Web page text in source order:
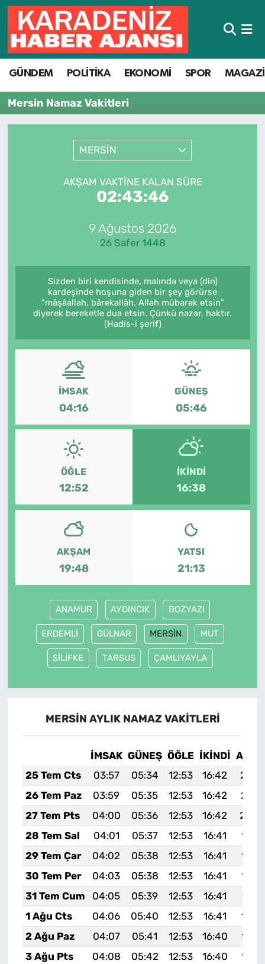
GÜNDEM POLİTİKA EKONOMİ SPOR
Mersin Namaz Vakitleri
MERSİN
AKŞAM VAKTINE KALAN SÜRE
02:43:46
9 Ağustos 2026
26 Safer 1448
Sizden biri kendisinde, malında veya (din)
kardeşinde hoşuna giden bir şey görürse
"mâşâallah, bârekallâh, Allah mübarek etsin"
diyerek bereketle dua etsin. Çünkü nazar, haktır.
(Hadis-i şerif)
İMSAK
04:16
GÜNEŞ
05:46
ÖĞLE
12:52
İKINDI
16:38
AKŞAM
19:48
YATSI
21:13
ANAMUR AYDINCIK BOZYAZI
ERDEMLİ GÜLNAR MERSİN MUT
SİLİFKE TARSUS ÇAMLIYAYLA
MERSİN AYLIK NAMAZ VAKITLERI
İMSAK GÜNEŞ ÖĞLE İKINDI
25 Tem Cts
03:57 05:34 12:53 16:42
26 Tem Paz
03:59 05:35 12:53 16:42
27 Tem Pts
04:00 05:36 12:53 16:42
28 Tem Sal
04:01 05:37 12:53 16:41
29 Tem Çar
04:02 05:38 12:53 16:41
30 Tem Per
04:03 05:38 12:53 16:41
31 Tem Cum
04:05 05:39 12:53 16:41
19:57
1 Ağu Cts
04:06 05:40 12:53 16:41
2 Ağu Paz
04:07 05:41 12:53 16:40
3 Ağu Pts
04:08 05:42 12:53 16:40
Hava Durumu
Trafik Durumu
Süper Lig Puan Durumu ve Fikstür